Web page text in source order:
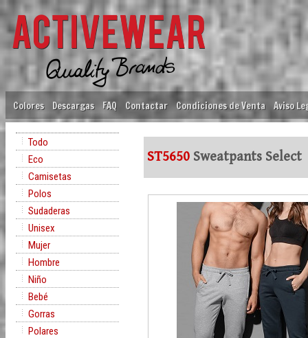
Colores Descargas FAQ Contactar Condiciones de Venta Aviso
Todo
Eco
Camisetas
Polos
Sudaderas
Unisex
Mujer
Hombre
Niño
Bebé
Gorras
Polares
ST5650 Sweatpants Select